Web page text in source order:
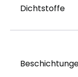
Dichtstoffe